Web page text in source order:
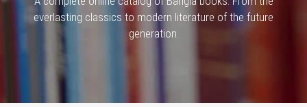
everlasting classics to modern literature of the future
generation.